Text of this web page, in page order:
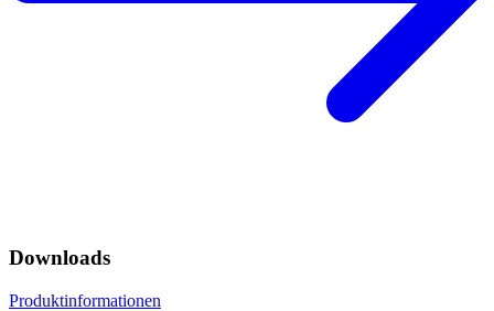
Downloads
Produktinformationen